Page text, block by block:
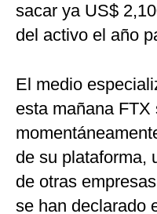
sacar ya US$
del activo el año
El medio
esta mañana FTX
de su plataforma,
de otras
se han declarado